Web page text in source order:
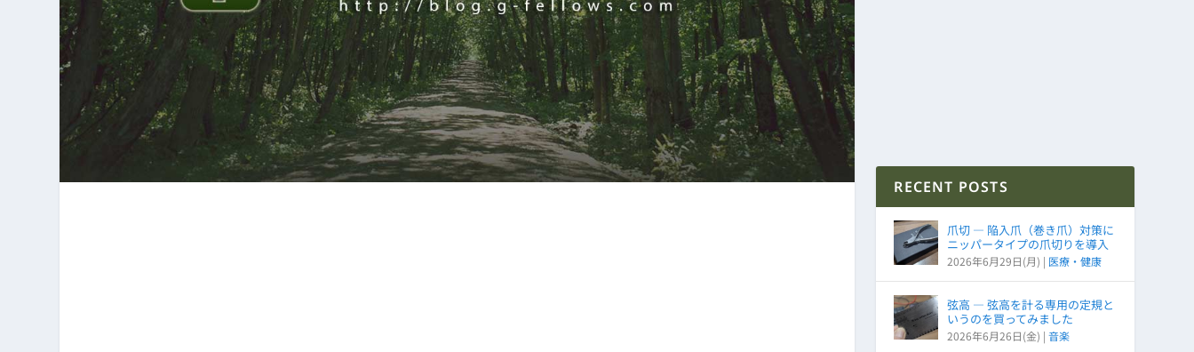
RECENT POSTS
爪切 ― 陥入爪（巻き爪）対策に
ニッパータイプの爪切りを導入
2026年6月29日(月) | 医療・健康
弦高 ― 弦高を計る専用の定規と
いうのを買ってみました
2026年6月26日(金) |音楽